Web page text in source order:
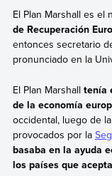
El Plan Marshall es
de Recuperación
entonces secretario
pronunciado en la
El Plan Marshall tenía
de la economía
occidental, luego de
provocados por la
basaba en la ayuda
los países que